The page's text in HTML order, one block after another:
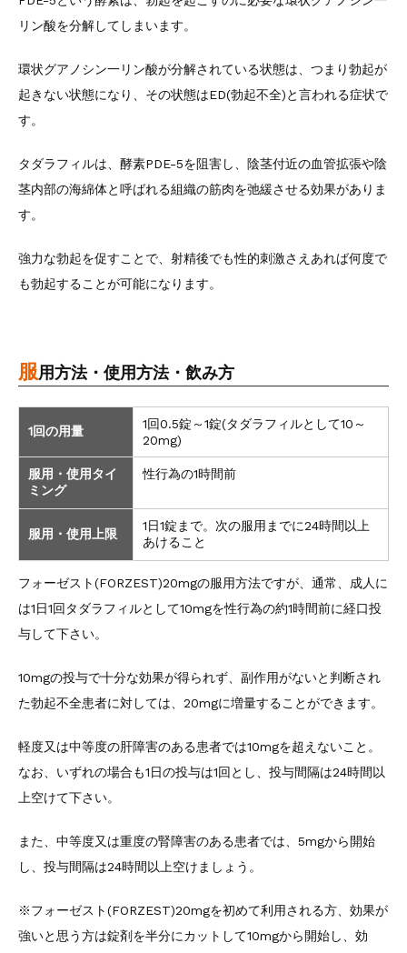
リン酸を分解してしまいます。
環状グアノシン一リン酸が分解されている状態は、つまり勃起が
起きない状態になり、その状態はED(勃起不全)と言われる症状で
す。
タダラフィルは、酵素PDE-5を阻害し、陰茎付近の血管拡張や陰
茎内部の海綿体と呼ばれる組織の筋肉を弛緩させる効果がありま
す。
強力な勃起を促すことで、射精後でも性的刺激さえあれば何度で
も勃起することが可能になります。
服用方法・使用方法・飲み方
1回の用量
1回0.5錠～1錠(タダラフィルとして10～
20mg)
服用・使用タイ
ミング
性行為の1時間前
服用・使用上限
1日1錠まで。次の服用までに24時間以上
あけること
フォーゼスト(FORZEST)20mgの服用方法ですが、通常、成人に
は1日1回タダラフィルとして10mgを性行為の約1時間前に経口投
与して下さい。
10mgの投与で十分な効果が得られず、副作用がないと判断され
た勃起不全患者に対しては、20mgに増量することができます。
軽度又は中等度の肝障害のある患者では10mgを超えないこと。
なお、いずれの場合も1日の投与は1回とし、投与間隔は24時間以
上空けて下さい。
また、中等度又は重度の腎障害のある患者では、5mgから開始
し、投与間隔は24時間以上空けましょう。
※フォーゼスト(FORZEST)20mgを初めて利用される方、効果が
強いと思う方は錠剤を半分にカットして10mgから開始し、効